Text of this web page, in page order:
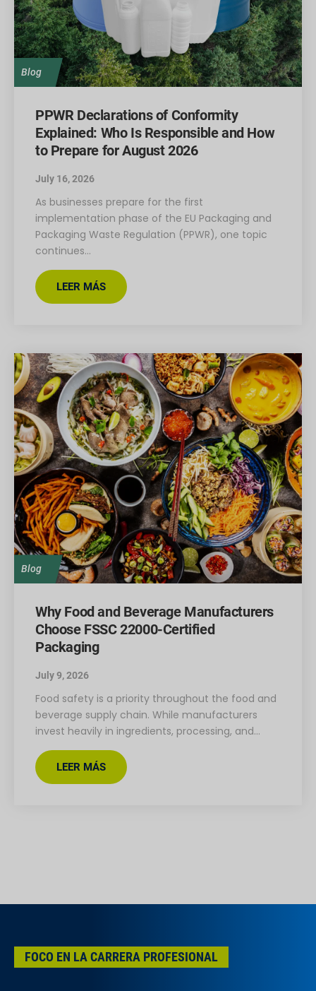
Blog
PPWR Declarations of Conformity
Explained: Who Is Responsible and How
to Prepare for August 2026
July 16, 2026
As businesses prepare for the first
implementation phase of the EU Packaging and
Packaging Waste Regulation (PPWR), one topic
continues…
LEER MÁS
Blog
Why Food and Beverage Manufacturers
Choose FSSC 22000-Certified
Packaging
July 9, 2026
Food safety is a priority throughout the food and
beverage supply chain. While manufacturers
invest heavily in ingredients, processing, and…
LEER MÁS
FOCO EN LA CARRERA PROFESIONAL